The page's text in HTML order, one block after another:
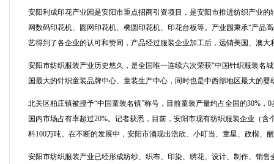
安阳利成印花产业园是安阳市重点招商引资项目，是安阳市推进纺织产业
网数码印花机、圆网印花机、椭圆印花机、印花台板等。产业园秉承“产品
艺得到了各企业的认可和赞同，产品经过服装企业加工后，远销美国、澳大
安阳市纺织服装产业历史悠久，是全国唯一连续六次荣获“中国针织服装名
国最大的针织童装品牌中心、童装生产中心，同时也是中西部地区最大的
北关区柏庄镇被授予“中国童装名镇”称号，目前童装产量约占全国的30%
国内市场占有率超过20%。记者获悉，目前，安阳市现有纺织服装企业（
料100万吨。在不断的发展中，安阳市涌现出浩欣、小叮当、童星、政楷、
安阳市纺织服装产业已经形成纺纱、织布、印染、绣花、设计、制作、销